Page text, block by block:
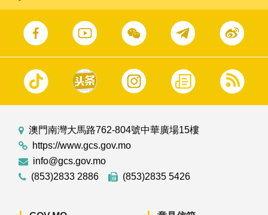
澳門南灣大馬路762-804號中華廣場15樓
https://www.gcs.gov.mo
info@gcs.gov.mo
(853)2833 2886
(853)2835 5426